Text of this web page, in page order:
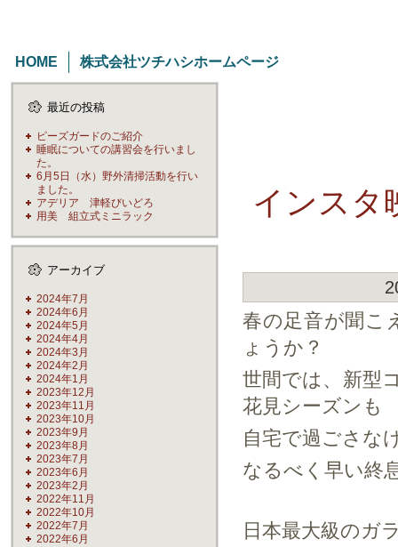
HOME 株式会社ツチハシホームページ
最近の投稿
ピーズガードのご紹介
睡眠についての講習会を行いまし
た。
6月5日（水）野外清掃活動を行い
ました。
アデリア 津軽びいどろ
用美 組立式ミニラック
アーカイブ
2024年7月
2024年6月
2024年5月
2024年4月
2024年3月
2024年2月
2024年1月
2023年12月
2023年11月
2023年10月
2023年9月
2023年8月
2023年7月
2023年6月
2023年2月
2022年11月
2022年10月
2022年7月
2022年6月
インス
春の足音が聞こ
ょうか？
世間では、新型
花見シーズンも
自宅で過ごさな
なるべく早い終
日本最大級のガ